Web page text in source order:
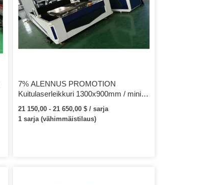
7% ALENNUS PROMOTION
Kuitulaserleikkuri 1300x900mm / mini
cnc kuitulaserleikkuri metallilevylle
21 150,00 - 21 650,00 $ / sarja
1 sarja (vähimmäistilaus)